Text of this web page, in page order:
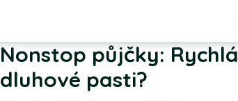
Nonstop půjčky:
dluhové pasti?